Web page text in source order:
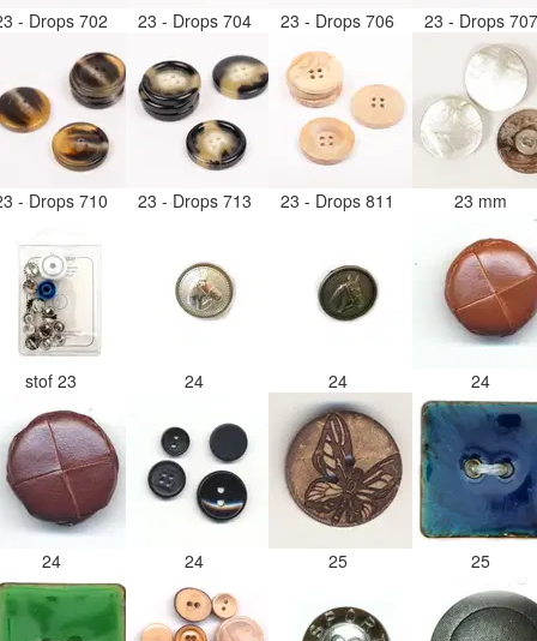
- Drops 702 23 - Drops 704 23 - Drops 706 23 - Drops
- Drops 710 23 - Drops 713 23 - Drops 811 23 mm
stof 23 24 24 24
24 24 25 25